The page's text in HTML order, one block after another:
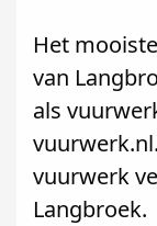
Het
van
als
vuurwerk
Langbroek.